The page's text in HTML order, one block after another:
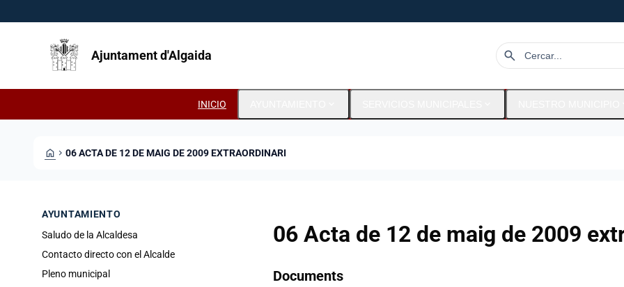
Ajuntament d'Algaida search
INICIO
HOME CHEVRON_RIGHT 06 ACTA DE 12 DE MAIG DE 2009 EXTRAORDINARI
AYUNTAMIENTO
Saludo de la Alcaldesa
Contacto directo con el Alcalde
Pleno municipal
06 Acta de 12 de maig de 2009
Documents